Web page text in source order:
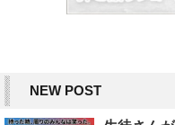
NEW POST